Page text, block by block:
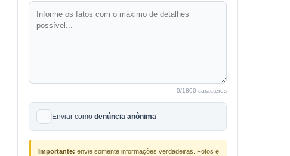
0/1800 caracteres
Enviar como denúncia anônima
Importante: envie somente informações verdadeiras. Fotos e